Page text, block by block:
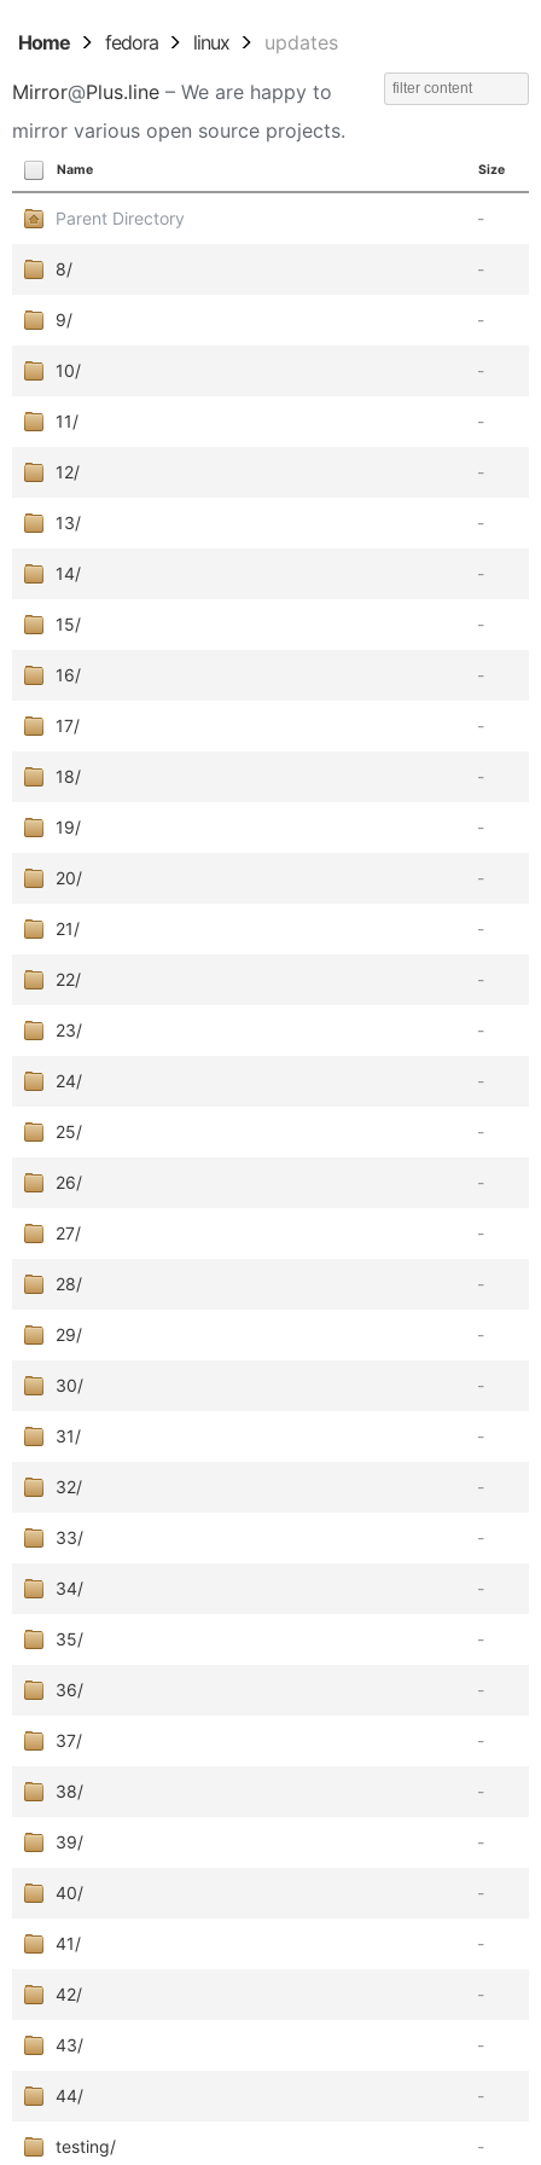
Home fedora linux updates
Mirror@Plus.line – We are happy to
mirror various open source projects.
Name Size
Parent Directory -
8/ -
9/ -
10/ -
11/ -
12/ -
13/ -
14/ -
15/ -
16/ -
17/ -
18/ -
19/ -
20/ -
21/ -
22/ -
23/ -
24/ -
25/ -
26/ -
27/ -
28/ -
29/ -
30/ -
31/ -
32/ -
33/ -
34/ -
35/ -
36/ -
37/ -
38/ -
39/ -
40/ -
41/ -
42/ -
43/ -
44/ -
testing/ -